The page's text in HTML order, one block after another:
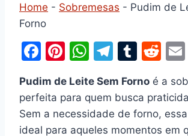
Home - Sobremesas - Pudim de
Forno
F
c
e
b
Pi
er
e
st
W
at
s
A
T
e
gr
a
T
m
bl
r
R
d
di
t
l
Pudim de Leite Sem Forno é a
perfeita para quem busca
Sem a necessidade de forno,
ideal para aqueles momentos em